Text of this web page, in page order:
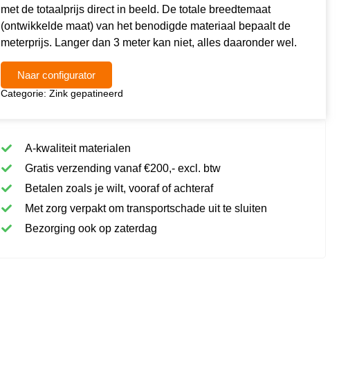
met de totaalprijs direct in beeld. De totale breedtemaat
(ontwikkelde maat) van het benodigde materiaal bepaalt de
meterprijs. Langer dan 3 meter kan niet, alles daaronder wel.
Naar configurator
Categorie: Zink gepatineerd
A-kwaliteit materialen
Gratis verzending vanaf €200,- excl. btw
Betalen zoals je wilt, vooraf of achteraf
Met zorg verpakt om transportschade uit te sluiten
Bezorging ook op zaterdag